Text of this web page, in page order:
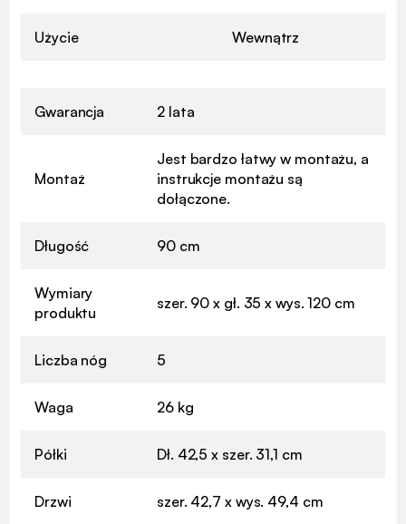
Użycie Wewnątrz
Gwarancja 2 lata
Montaż
Jest bardzo łatwy w montażu, a
instrukcje montażu są
dołączone.
Długość 90 cm
Wymiary
produktu
szer. 90 x gł. 35 x wys. 120 cm
Liczba nóg 5
Waga 26 kg
Półki Dł. 42,5 x szer. 31,1 cm
Drzwi szer. 42,7 x wys. 49,4 cm